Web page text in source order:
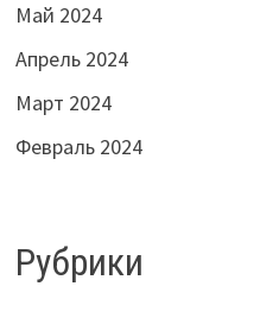
Май 2024
Апрель 2024
Март 2024
Февраль 2024
Рубрики